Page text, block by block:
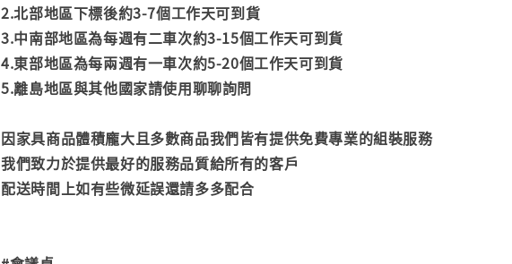
2.北部地區下標後約3-7個工作天可到貨
3.中南部地區為每週有二車次約3-15個工作天可到貨
4.東部地區為每兩週有一車次約5-20個工作天可到貨
5.離島地區與其他國家請使用聊聊詢問
因家具商品體積龐大且多數商品我們皆有提供免費專業的組裝服務
我們致力於提供最好的服務品質給所有的客戶
配送時間上如有些微延誤還請多多配合